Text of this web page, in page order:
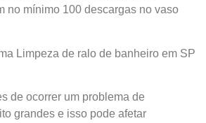
no mínimo 100 descargas no vaso
Limpeza de ralo de banheiro em SP
de ocorrer um problema de
grandes e isso pode afetar